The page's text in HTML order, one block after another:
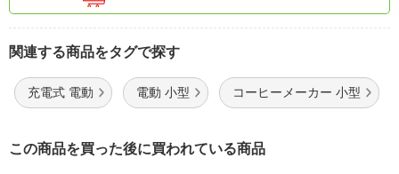
関連する商品をタグで探す
充電式 電動 電動 小型 コーヒーメーカー 小型
この商品を買った後に買われている商品